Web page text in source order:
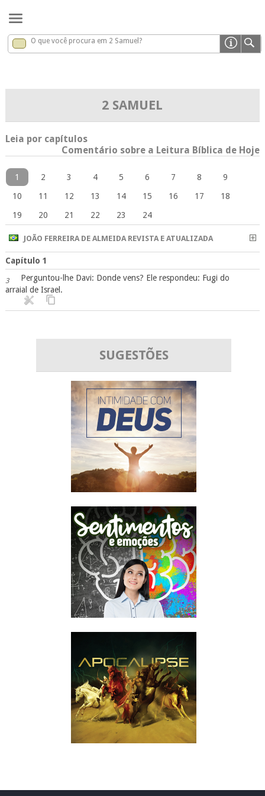
2 Samuel x
O que você procura em 2 Samuel?
2 SAMUEL
Leia por capítulos
Comentário sobre a Leitura Bíblica de Hoje
1 2 3 4 5 6 7 8
9
10
11 12 13 14 15 16 17
18
19
20 21 22 23 24
JOÃO FERREIRA DE ALMEIDA REVISTA E ATUALIZADA
Capítulo 1
3
Perguntou-lhe Davi: Donde vens? Ele respondeu: Fugi do
arraial de Israel.
SUGESTÕES